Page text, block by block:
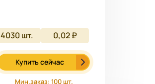
4030 шт. 0,02 ₽
Купить сейчас
Мин.заказ: 100 шт.